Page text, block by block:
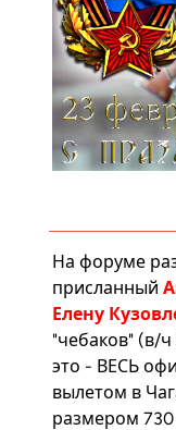
На форуме
присланный
Елену
"чебаков" (в/
это - ВЕСЬ
вылетом в
размером 730